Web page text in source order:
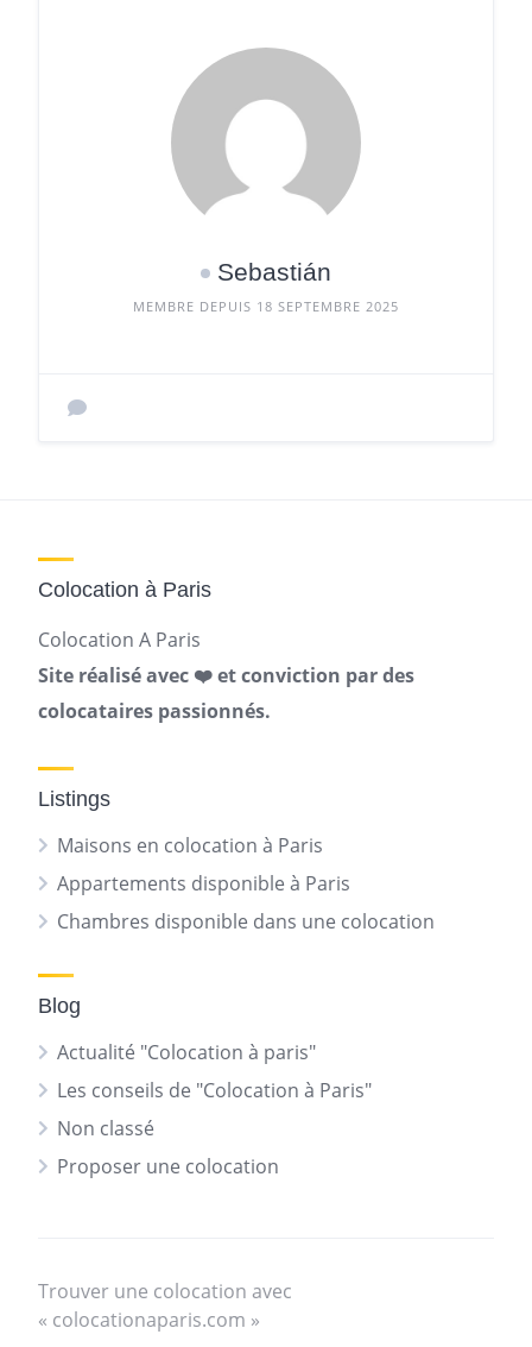
Sebastián
MEMBRE DEPUIS 18 SEPTEMBRE 2025
Colocation à Paris
Colocation A Paris
Site réalisé avec ❤️ et conviction par des
colocataires passionnés.
Listings
Maisons en colocation à Paris
Appartements disponible à Paris
Chambres disponible dans une colocation
Blog
Actualité "Colocation à paris"
Les conseils de "Colocation à Paris"
Non classé
Proposer une colocation
Trouver une colocation avec
« colocationaparis.com »